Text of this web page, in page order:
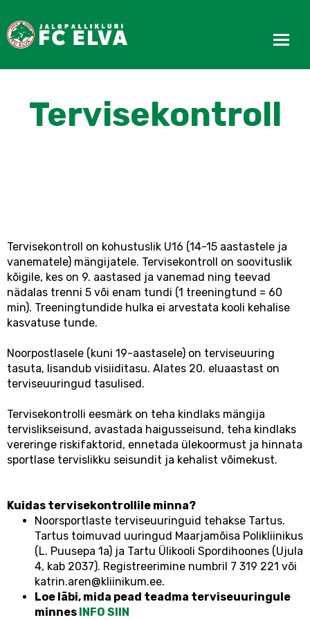
Tervisekontroll
Tervisekontroll on kohustuslik U16 (14-15 aastastele ja
vanematele) mängijatele. Tervisekontroll on soovituslik
kõigile, kes on 9. aastased ja vanemad ning teevad
nädalas trenni 5 või enam tundi (1 treeningtund = 60
min). Treeningtundide hulka ei arvestata kooli kehalise
kasvatuse tunde.
Noorpostlasele (kuni 19-aastasele) on terviseuuring
tasuta, lisandub visiiditasu. Alates 20. eluaastast on
terviseuuringud tasulised.
Tervisekontrolli eesmärk on teha kindlaks mängija
tervislikseisund, avastada haigusseisund, teha kindlaks
vereringe riskifaktorid, ennetada ülekoormust ja hinnata
sportlase tervislikku seisundit ja kehalist võimekust.
Kuidas tervisekontrollile minna?
Noorsportlaste terviseuuringuid tehakse Tartus.
Tartus toimuvad uuringud Maarjamõisa Polikliinikus
(L. Puusepa 1a) ja Tartu Ülikooli Spordihoones (Ujula
4, kab 2037). Registreerimine numbril 7 319 221 või
katrin.aren@kliinikum.ee.
Loe läbi, mida pead teadma terviseuuringule
minnes INFO SIIN